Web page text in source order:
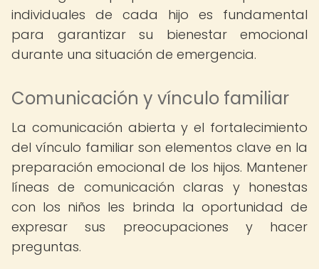
individuales de cada hijo es fundamental
para garantizar su bienestar emocional
durante una situación de emergencia.
Comunicación y vínculo familiar
La comunicación abierta y el fortalecimiento
del vínculo familiar son elementos clave en la
preparación emocional de los hijos. Mantener
líneas de comunicación claras y honestas
con los niños les brinda la oportunidad de
expresar sus preocupaciones y hacer
preguntas.